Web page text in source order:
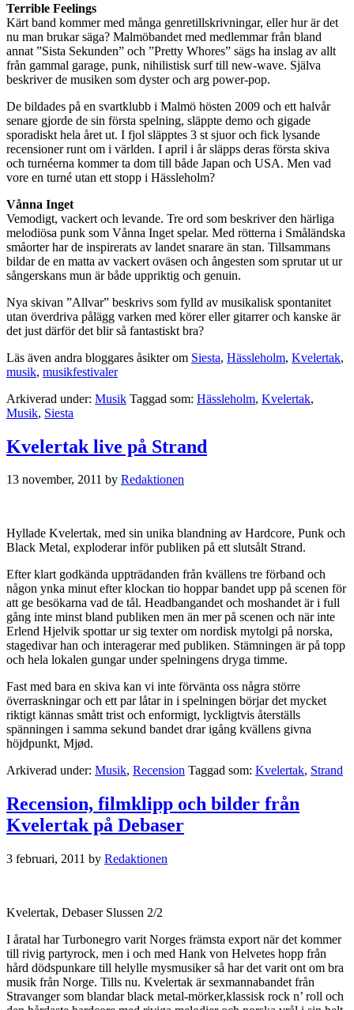
Terrible Feelings
Kärt band kommer med många genretillskrivningar, eller hur är det
nu man brukar säga? Malmöbandet med medlemmar från bland
annat ”Sista Sekunden” och ”Pretty Whores” sägs ha inslag av allt
från gammal garage, punk, nihilistisk surf till new-wave. Själva
beskriver de musiken som dyster och arg power-pop.
De bildades på en svartklubb i Malmö hösten 2009 och ett halvår
senare gjorde de sin första spelning, släppte demo och gigade
sporadiskt hela året ut. I fjol släpptes 3 st sjuor och fick lysande
recensioner runt om i världen. I april i år släpps deras första skiva
och turnéerna kommer ta dom till både Japan och USA. Men vad
vore en turné utan ett stopp i Hässleholm?
Vånna Inget
Vemodigt, vackert och levande. Tre ord som beskriver den härliga
melodiösa punk som Vånna Inget spelar. Med rötterna i Småländska
småorter har de inspirerats av landet snarare än stan. Tillsammans
bildar de en matta av vackert oväsen och ångesten som sprutar ut ur
sångerskans mun är både uppriktig och genuin.
Nya skivan ”Allvar” beskrivs som fylld av musikalisk spontanitet
utan överdriva pålägg varken med körer eller gitarrer och kanske är
det just därför det blir så fantastiskt bra?
Läs även andra bloggares åsikter om Siesta, Hässleholm, Kvelertak,
musik, musikfestivaler
Arkiverad under: Musik Taggad som: Hässleholm, Kvelertak,
Musik, Siesta
Kvelertak live på Strand
13 november, 2011 by Redaktionen
Hyllade Kvelertak, med sin unika blandning av Hardcore, Punk och
Black Metal, exploderar inför publiken på ett slutsålt Strand.
Efter klart godkända uppträdanden från kvällens tre förband och
någon ynka minut efter klockan tio hoppar bandet upp på scenen för
att ge besökarna vad de tål. Headbangandet och moshandet är i full
gång inte minst bland publiken men än mer på scenen och när inte
Erlend Hjelvik spottar ur sig texter om nordisk mytolgi på norska,
stagedivar han och interagerar med publiken. Stämningen är på topp
och hela lokalen gungar under spelningens dryga timme.
Fast med bara en skiva kan vi inte förvänta oss några större
överraskningar och ett par låtar in i spelningen börjar det mycket
riktigt kännas smått trist och enformigt, lyckligtvis återställs
spänningen i samma sekund bandet drar igång kvällens givna
höjdpunkt, Mjød.
Arkiverad under: Musik, Recension Taggad som: Kvelertak, Strand
Recension, filmklipp och bilder från
Kvelertak på Debaser
3 februari, 2011 by Redaktionen
Kvelertak, Debaser Slussen 2/2
I åratal har Turbonegro varit Norges främsta export när det kommer
till rivig partyrock, men i och med Hank von Helvetes hopp från
hård dödspunkare till helylle mysmusiker så har det varit ont om bra
musik från Norge. Tills nu. Kvelertak är sexmannabandet från
Stravanger som blandar black metal-mörker,klassisk rock n’ roll och